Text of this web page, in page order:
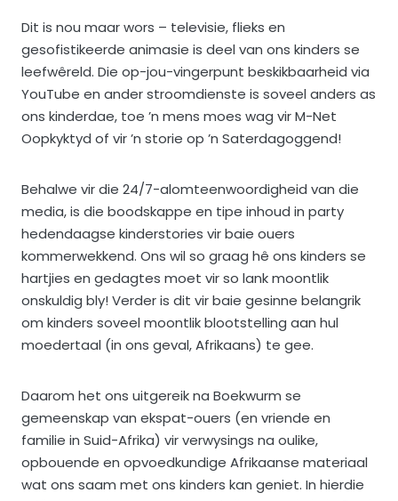
Dit is nou maar wors – televisie, flieks en
gesofistikeerde animasie is deel van ons kinders se
leefwêreld. Die op-jou-vingerpunt beskikbaarheid via
YouTube en ander stroomdienste is soveel anders as
ons kinderdae, toe ’n mens moes wag vir M-Net
Oopkyktyd of vir ’n storie op ’n Saterdagoggend!
Behalwe vir die 24/7-alomteenwoordigheid van die
media, is die boodskappe en tipe inhoud in party
hedendaagse kinderstories vir baie ouers
kommerwekkend. Ons wil so graag hê ons kinders se
hartjies en gedagtes moet vir so lank moontlik
onskuldig bly! Verder is dit vir baie gesinne belangrik
om kinders soveel moontlik blootstelling aan hul
moedertaal (in ons geval, Afrikaans) te gee.
Daarom het ons uitgereik na Boekwurm se
gemeenskap van ekspat-ouers (en vriende en
familie in Suid-Afrika) vir verwysings na oulike,
opbouende en opvoedkundige Afrikaanse materiaal
wat ons saam met ons kinders kan geniet. In hierdie